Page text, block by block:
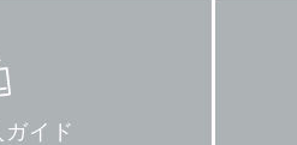
イド